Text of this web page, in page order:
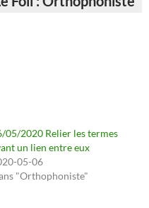
05/2020 Relier les termes
un lien entre eux
05-06
"Orthophoniste"